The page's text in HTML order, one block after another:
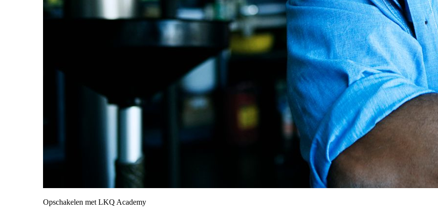
Opschakelen met LKQ Academy